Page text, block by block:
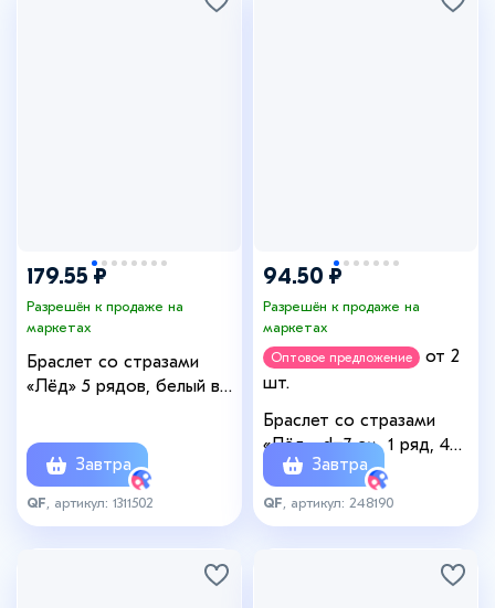
179.55 ₽
Разрешён к продаже на
маркетах
Браслет со стразами
«Лёд» 5 рядов, белый в
Завтра
QF , артикул: 1311502
94.50 ₽
Разрешён к продаже на
маркетах
Оптовое предложение
от 2
шт.
Браслет со стразами
«Лёд», d=7 см, 1 ряд, 4
мм, белый в серебре
Завтра
QF , артикул: 248190